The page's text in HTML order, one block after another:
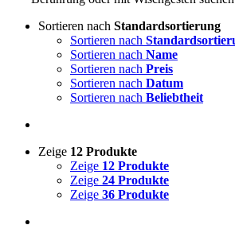
Sortieren nach Standardsortierung
Sortieren nach
Sortieren nach Name
Sortieren nach Preis
Sortieren nach Datum
Sortieren nach Beliebtheit
Zeige 12 Produkte
Zeige 12 Produkte
Zeige 24 Produkte
Zeige 36 Produkte